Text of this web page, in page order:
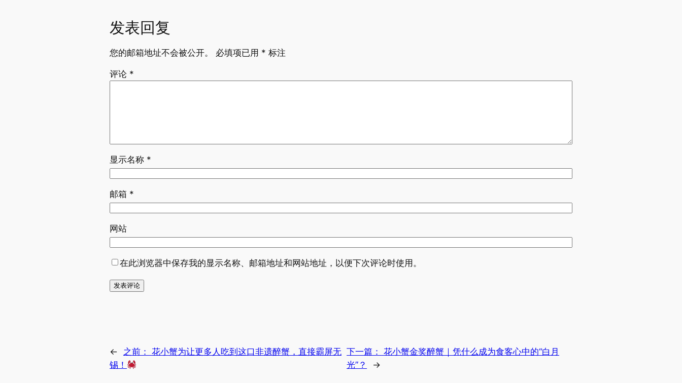
发表回复
您的邮箱地址不会被公开。 必填项已用 * 标注
评论 *
显示名称 *
邮箱 *
网站
在此浏览器中保存我的显示名称、邮箱地址和网站地址，以便下次评论时使用。
← 之前： 花小蟹为让更多人吃到这口非遗醉蟹，直接霸屏无
锡！
下一篇：
花小蟹金奖醉蟹｜凭什么成为食客心中的“白月
光”？
→